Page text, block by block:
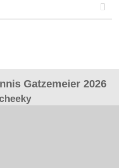
Gatzemeier 2026